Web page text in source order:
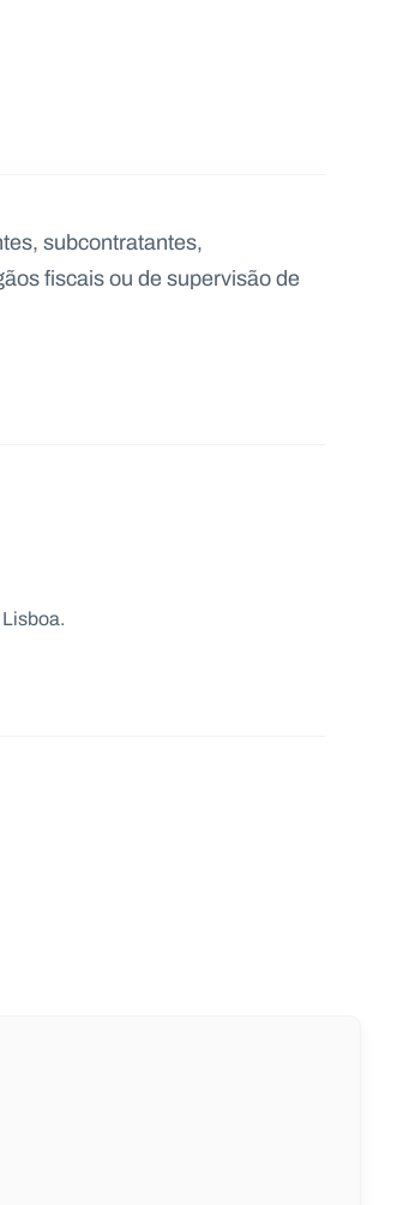
subcontratantes,
fiscais ou de supervisão de